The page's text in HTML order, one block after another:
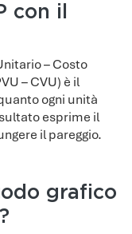
con il
– Costo
– CVU) è il
ogni unità
esprime il
il pareggio.
grafico